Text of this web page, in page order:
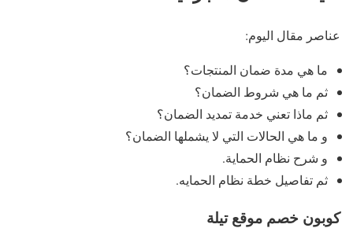
عناصر مقال اليوم:
ما هي مدة ضمان المنتجات؟
ثم ما هي شروط الضمان؟
ثم ماذا تعني خدمة تمديد الضمان؟
و ما هي الحالات التي لا يشملها الضمان؟
و شرح نظام الحماية.
ثم تفاصيل خطة نظام الحمايه.
كوبون خصم موقع تيلة